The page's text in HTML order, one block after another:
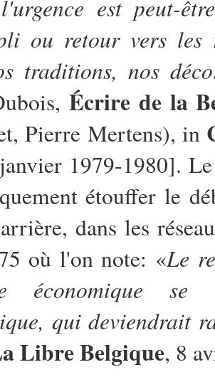
est peut-
ou retour vers
traditions, nos
Écrire de la
Pierre Mertens), in
1979-1980].
étouffer le
dans les
où l'on note: «Le
économique
qui deviendrait
Libre Belgique, 8